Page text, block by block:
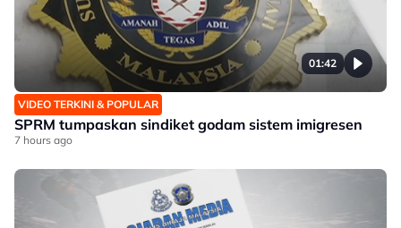
01:42
VIDEO TERKINI & POPULAR
SPRM tumpaskan sindiket godam sistem imigresen
7 hours ago